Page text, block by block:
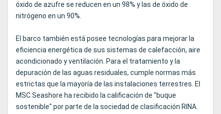
óxido de azufre se reducen en un 98% y las de óxido de
nitrógeno en un 90%.
El barco también está posee tecnologías para mejorar la
eficiencia energética de sus sistemas de calefacción, aire
acondicionado y ventilación. Para el tratamiento y la
depuración de las aguas residuales, cumple normas más
estrictas que la mayoría de las instalaciones terrestres. El
MSC Seashore ha recibido la calificación de "buque
sostenible" por parte de la sociedad de clasificación RINA.